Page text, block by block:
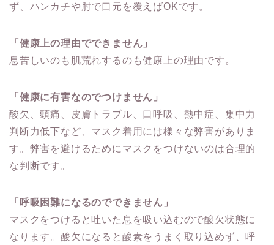
ず、ハンカチや肘で口元を覆えばOKです。
「健康上の理由でできません」
息苦しいのも肌荒れするのも健康上の理由です。
「健康に有害なのでつけません」
酸欠、頭痛、皮膚トラブル、口呼吸、熱中症、集中力
判断力低下など、マスク着用には様々な弊害がありま
す。弊害を避けるためにマスクをつけないのは合理的
な判断です。
「呼吸困難になるのでできません」
マスクをつけると吐いた息を吸い込むので酸欠状態に
なります。酸欠になると酸素をうまく取り込めず、呼